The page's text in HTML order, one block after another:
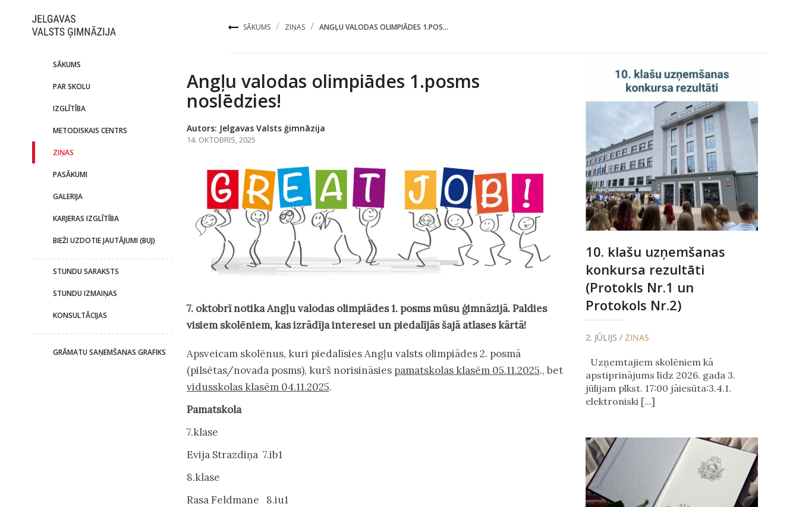
SĀKUMS ZIŅAS ANGĻU VALODAS OLIMPIĀDES 1.POS...
SĀKUMS
PAR SKOLU
IZGLĪTĪBA
METODISKAIS CENTRS
ZIŅAS
PASĀKUMI
GALERIJA
KARJERAS IZGLĪTĪBA
BIEŽI UZDOTIE JAUTĀJUMI (BUJ)
STUNDU SARAKSTS
STUNDU IZMAIŅAS
KONSULTĀCIJAS
GRĀMATU SAŅEMŠANAS GRAFIKS
Angļu valodas olimpiādes 1.posms
noslēdzies!
Autors: Jelgavas Valsts ģimnāzija
14. OKTOBRIS, 2025
7. oktobrī notika Angļu valodas olimpiādes 1. posms mūsu ģimnāzijā. Paldies
visiem skolēniem, kas izrādīja interesei un piedalījās šajā atlases kārtā!
Apsveicam skolēnus, kuri piedalīsies Angļu valsts olimpiādes 2. posmā
(pilsētas/novada posms), kurš norisināsies pamatskolas klasēm 05.11.2025., bet
vidusskolas klasēm 04.11.2025.
Pamatskola
7.klase
Evija Strazdiņa 7.ib1
8.klase
Rasa Feldmane 8.iu1
10. klašu uzņemšanas
konkursa rezultāti
(Protokls Nr.1 un
Protokols Nr.2)
2. JŪLIJS / ZIŅAS
Uzņemtajiem skolēniem kā
apstiprinājums līdz 2026. gada 3.
jūlijam plkst. 17:00 jāiesūta:3.4.1.
elektroniski [...]